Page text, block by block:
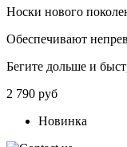
Носки нового
Обеспечивают
Бегите дольше и
2 790 руб
Новинка